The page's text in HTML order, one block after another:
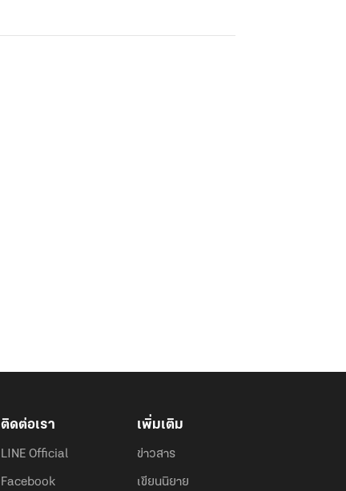
ติดต่อเรา
LINE Official
Facebook
เพิ่มเติม
ข่าวสาร
เขียนนิยาย